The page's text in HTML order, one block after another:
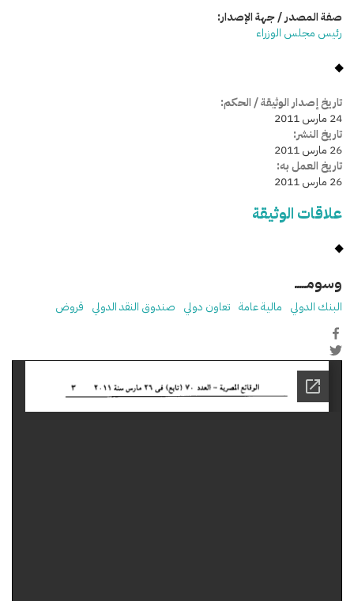
صفة المصدر / جهة الإصدار:
رئيس مجلس الوزراء
تاريخ إصدار الوثيقة / الحكم:
24 مارس 2011
تاريخ النشر:
26 مارس 2011
تاريخ العمل به:
26 مارس 2011
علاقات الوثيقة
وسومـــــ
البنك الدولي مالية عامة تعاون دولي صندوق النقد الدولي قروض